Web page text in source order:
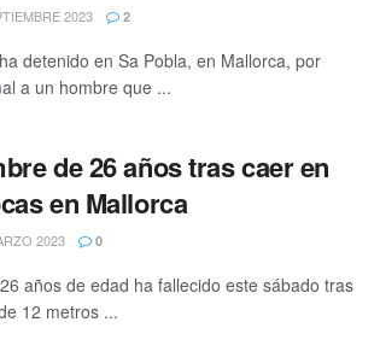
2023 2
detenido en Sa Pobla, en Mallorca, por
a un hombre que ...
de 26 años tras caer en
en Mallorca
2023 0
años de edad ha fallecido este sábado tras
12 metros ...